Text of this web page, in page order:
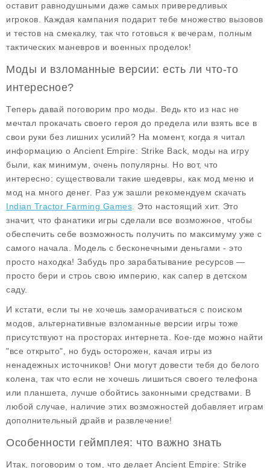
оставит равнодушными даже самых привередливых
игроков. Каждая кампания подарит тебе множество вызовов
и тестов на смекалку, так что готовься к вечерам, полным
тактических маневров и военных проделок!
Моды и взломанные версии: есть ли что-то
интересное?
Теперь давай поговорим про моды. Ведь кто из нас не
мечтал прокачать своего героя до предела или взять все в
свои руки без лишних усилий? На момент, когда я читал
информацию о Ancient Empire: Strike Back , моды на игру
были, как минимум, очень популярны. Но вот, что
интересно: существовали такие шедевры, как мод меню и
мод на много денег . Раз уж зашли рекомендуем скачать
Indian Tractor Farming Games . Это настоящий хит. Это
значит, что фанатики игры сделали все возможное, чтобы
обеспечить себе возможность получить по максимуму уже с
самого начала. Модель с бесконечными деньгами - это
просто находка! Забудь про зарабатывание ресурсов —
просто бери и строь свою империю, как сапер в детском
саду.
И кстати, если ты не хочешь заморачиваться с поиском
модов, альтернативные взломанные версии игры тоже
присутствуют на просторах интернета. Кое-где можно найти
"все открыто", но будь осторожен, качая игры из
ненадежных источников! Они могут довести тебя до белого
колена, так что если не хочешь лишиться своего телефона
или планшета, лучше обойтись законными средствами. В
любой случае, наличие этих возможностей добавляет играм
дополнительный драйв и развлечение!
Особенности геймплея: что важно знать
Итак, поговорим о том, что делает Ancient Empire: Strike